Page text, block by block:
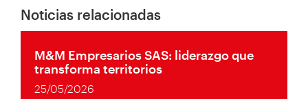
Noticias relacionadas
M&M Empresarios SAS: liderazgo que
transforma territorios
25/05/2026